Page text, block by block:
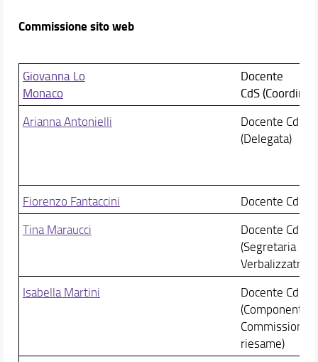
Commissione sito web
Giovanna Lo
Monaco
Docente
CdS
Arianna Antonielli
Docente CdS
Fiorenzo Fantaccini
Docente CdS
Tina Maraucci
Docente CdS
(Segretaria
Verbalizzatrice)
Isabella Martini
Docente CdS
(Componente
Commissione
riesame)